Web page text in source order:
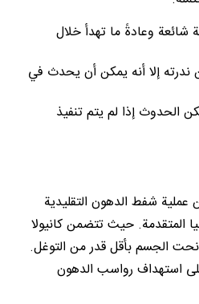
شائعة وعادةً ما تهدأ خلال
ندرته إلا أنه يمكن أن يحدث في
الحدوث إذا لم يتم تنفيذ
شفط الدهون التقليدية
المتقدمة. حيث تتضمن كانيولا
الجسم بأقل قدر من التوغل.
استهداف رواسب الدهون